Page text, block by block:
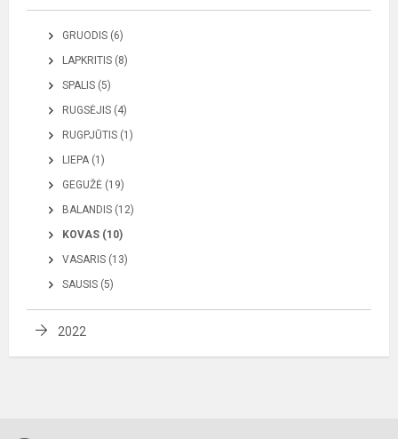
GRUODIS (6)
LAPKRITIS (8)
SPALIS (5)
RUGSĖJIS (4)
RUGPJŪTIS (1)
LIEPA (1)
GEGUŽĖ (19)
BALANDIS (12)
KOVAS (10)
VASARIS (13)
SAUSIS (5)
2022